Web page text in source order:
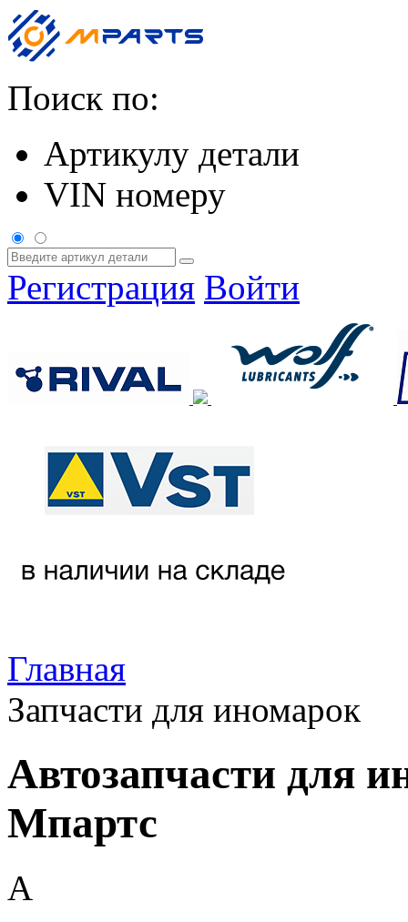
Поиск по:
Артикулу детали
VIN номеру
Регистрация Войти
Главная
Запчасти для иномарок
Автозапчасти для
Мпартс
A